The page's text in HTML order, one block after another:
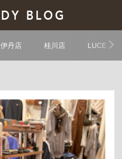
伊丹店 桂川店 LUCE